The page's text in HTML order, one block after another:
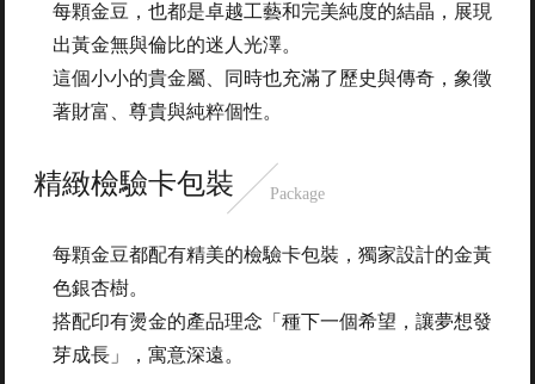
每顆金豆，也都是卓越工藝和完美純度的結晶，展現
出黃金無與倫比的迷人光澤。
這個小小的貴金屬、同時也充滿了歷史與傳奇，象徵
著財富、尊貴與純粹個性。
精緻檢驗卡包裝 Package
每顆金豆都配有精美的檢驗卡包裝，獨家設計的金黃
色銀杏樹。
搭配印有燙金的產品理念「種下一個希望，讓夢想發
芽成長」，寓意深遠。